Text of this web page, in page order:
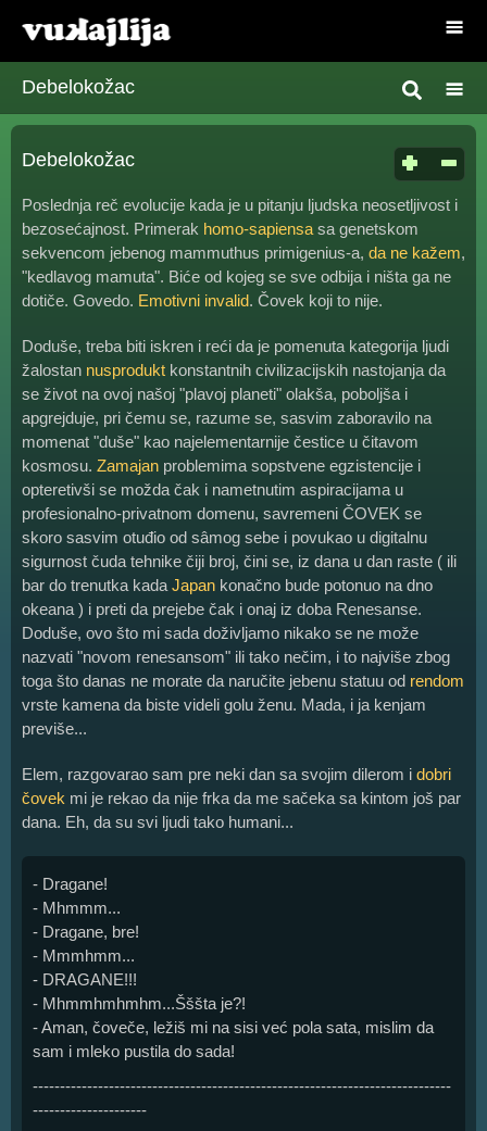
Debelokožac
Debelokožac
Poslednja reč evolucije kada je u pitanju ljudska neosetljivost i
bezosećajnost. Primerak homo-sapiensa sa genetskom
sekvencom jebenog mammuthus primigenius-a, da ne kažem,
"kedlavog mamuta". Biće od kojeg se sve odbija i ništa ga ne
dotiče. Govedo. Emotivni invalid. Čovek koji to nije.
Doduše, treba biti iskren i reći da je pomenuta kategorija ljudi
žalostan nusprodukt konstantnih civilizacijskih nastojanja da
se život na ovoj našoj "plavoj planeti" olakša, poboljša i
apgrejduje, pri čemu se, razume se, sasvim zaboravilo na
momenat "duše" kao najelementarnije čestice u čitavom
kosmosu. Zamajan problemima sopstvene egzistencije i
opteretivši se možda čak i nametnutim aspiracijama u
profesionalno-privatnom domenu, savremeni ČOVEK se
skoro sasvim otuđio od sâmog sebe i povukao u digitalnu
sigurnost čuda tehnike čiji broj, čini se, iz dana u dan raste ( ili
bar do trenutka kada Japan konačno bude potonuo na dno
okeana ) i preti da prejebe čak i onaj iz doba Renesanse.
Doduše, ovo što mi sada doživljamo nikako se ne može
nazvati "novom renesansom" ili tako nečim, i to najviše zbog
toga što danas ne morate da naručite jebenu statuu od rendom
vrste kamena da biste videli golu ženu. Mada, i ja kenjam
previše...
Elem, razgovarao sam pre neki dan sa svojim dilerom i dobri
čovek mi je rekao da nije frka da me sačeka sa kintom još par
dana. Eh, da su svi ljudi tako humani...
- Dragane!
- Mhmmm...
- Dragane, bre!
- Mmmhmm...
- DRAGANE!!!
- Mhmmhmhmhm...Šššta je?!
- Aman, čoveče, ležiš mi na sisi već pola sata, mislim da
sam i mleko pustila do sada!
-----------------------------------------------------------------------------
---------------------